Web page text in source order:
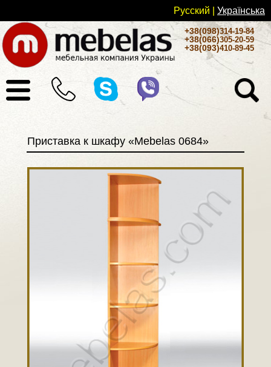
Русский Українськa
+38(098)314-19-84
+38(066)305-20-59
+38(093)410-89-45
Приставка к шкафу «Mebelas 0684»